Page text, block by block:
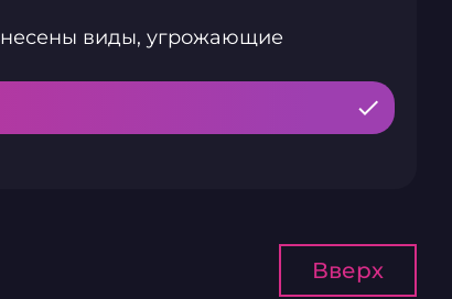
виды, угрожающие
Вверх